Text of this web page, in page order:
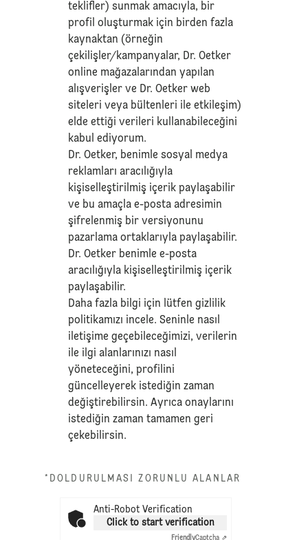
teklifler) sunmak amacıyla, bir
profil oluşturmak için birden fazla
kaynaktan (örneğin
çekilişler/kampanyalar, Dr. Oetker
online mağazalarından yapılan
alışverişler ve Dr. Oetker web
siteleri veya bültenleri ile etkileşim)
elde ettiği verileri kullanabileceğini
kabul ediyorum.
Dr. Oetker, benimle sosyal medya
reklamları aracılığıyla
kişiselleştirilmiş içerik paylaşabilir
ve bu amaçla e-posta adresimin
şifrelenmiş bir versiyonunu
pazarlama ortaklarıyla paylaşabilir.
Dr. Oetker benimle e-posta
aracılığıyla kişiselleştirilmiş içerik
paylaşabilir.
Daha fazla bilgi için lütfengizlilik
politikamızı incele. Seninle nasıl
iletişime geçebileceğimizi, verilerin
ile ilgi alanlarınızı nasıl
yöneteceğini, profilini
güncelleyerek istediğin zaman
değiştirebilirsin. Ayrıca onaylarını
istediğin zaman tamamen geri
çekebilirsin.
*DOLDURULMASI ZORUNLU ALANLAR
Anti-Robot Verification
Click to start verification
FriendlyCaptcha ⇗